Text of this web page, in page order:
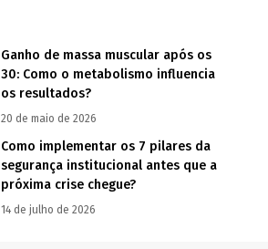
Ganho de massa muscular após os
30: Como o metabolismo influencia
os resultados?
20 de maio de 2026
Como implementar os 7 pilares da
segurança institucional antes que a
próxima crise chegue?
14 de julho de 2026